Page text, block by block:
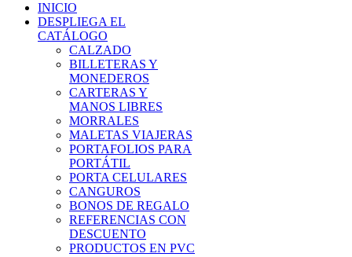
INICIO
DESPLIEGA EL
CATÁLOGO
CALZADO
BILLETERAS Y
MONEDEROS
CARTERAS Y
MANOS LIBRES
MORRALES
MALETAS VIAJERAS
PORTAFOLIOS PARA
PORTÁTIL
PORTA CELULARES
CANGUROS
BONOS DE REGALO
REFERENCIAS CON
DESCUENTO
PRODUCTOS EN PVC